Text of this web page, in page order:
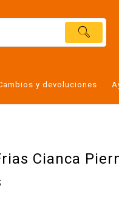
y devoluciones
Cianca